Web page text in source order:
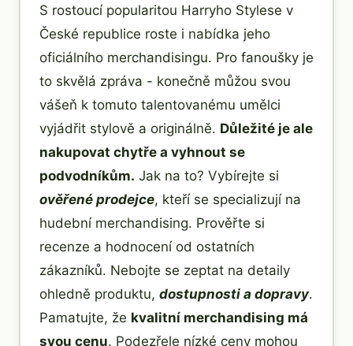
S rostoucí popularitou Harryho Stylese v
České republice roste i nabídka jeho
oficiálního merchandisingu. Pro fanoušky je
to skvělá zpráva - konečně můžou svou
vášeň k tomuto talentovanému umělci
vyjádřit stylově a originálně. Důležité je ale
nakupovat chytře a vyhnout se
podvodníkům. Jak na to? Vybírejte si
ověřené prodejce, kteří se specializují na
hudební merchandising. Prověřte si
recenze a hodnocení od ostatních
zákazníků. Nebojte se zeptat na detaily
ohledně produktu, dostupnosti a dopravy.
Pamatujte, že kvalitní merchandising má
svou cenu. Podezřele nízké ceny mohou